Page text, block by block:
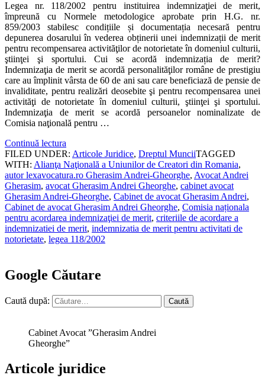
Legea nr. 118/2002 pentru instituirea indemnizaţiei de merit,
împreună cu Normele metodologice aprobate prin H.G. nr.
859/2003 stabilesc condițiile și documentația necesară pentru
depunerea dosarului în vederea obținerii unei indemnizații de merit
pentru recompensarea activităţilor de notorietate în domeniul culturii,
ştiinţei şi sportului. Cui se acordă indemnizația de merit?
Indemnizaţia de merit se acordă personalităţilor române de prestigiu
care au împlinit vârsta de 60 de ani sau care beneficiază de pensie de
invaliditate, pentru realizări deosebite şi pentru recompensarea unei
activităţi de notorietate în domeniul culturii, ştiinţei şi sportului.
Indemnizaţia de merit se acordă persoanelor nominalizate de
Comisia naţională pentru …
Continuă lectura
FILED UNDER: Articole Juridice, Dreptul MunciiTAGGED
WITH: Alianţa Naţională a Uniunilor de Creatori din Romania,
autor lexavocatura.ro Gherasim Andrei-Gheorghe, Avocat Andrei
Gherasim, avocat Gherasim Andrei Gheorghe, cabinet avocat
Gherasim Andrei-Gheorghe, Cabinet de avocat Gherasim Andrei,
Cabinet de avocat Gherasim Andrei Gheorghe, Comisia naționala
pentru acordarea indemnizaţiei de merit, criteriile de acordare a
indemnizatiei de merit, indemnizatia de merit pentru activitati de
notorietate, legea 118/2002
Google Căutare
Caută după:
Cabinet Avocat ”Gherasim Andrei
Gheorghe”
Articole juridice